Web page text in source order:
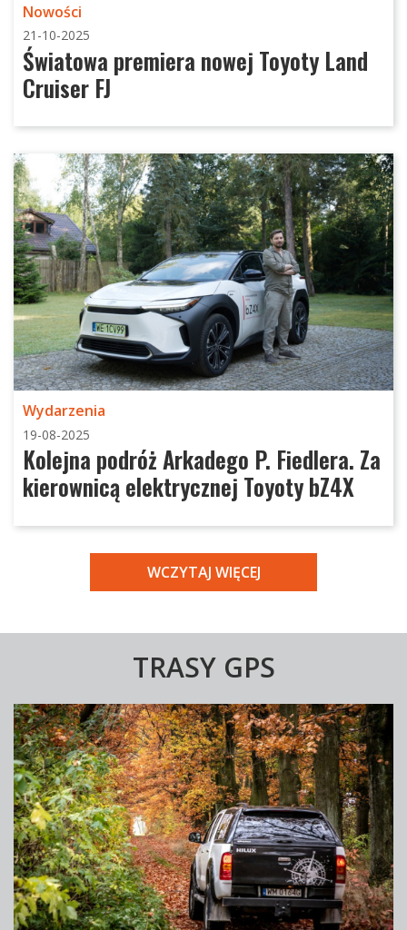
Nowości
21-10-2025
Światowa premiera nowej Toyoty Land
Cruiser FJ
Wydarzenia
19-08-2025
Kolejna podróż Arkadego P. Fiedlera. Za
kierownicą elektrycznej Toyoty bZ4X
WCZYTAJ WIĘCEJ
TRASY GPS